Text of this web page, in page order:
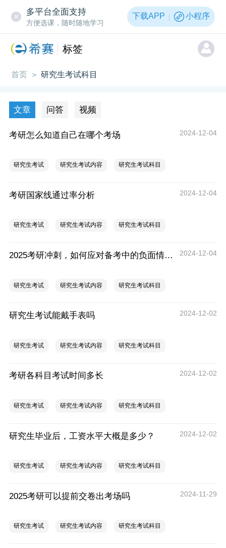
多平台全面支持
方便选课，随时随地学习
下载APP 小程序
标签
首页 > 研究生考试科目
文章 问答 视频
考研怎么知道自己在哪个考场 2024-12-04
研究生考试 研究生考试内容 研究生考试科目
考研国家线通过率分析 2024-12-04
研究生考试 研究生考试内容 研究生考试科目
2025考研冲刺，如何应对备考中的负面情绪？ 2024-12-04
研究生考试 研究生考试内容 研究生考试科目
研究生考试能戴手表吗 2024-12-02
研究生考试 研究生考试内容 研究生考试科目
考研各科目考试时间多长 2024-12-02
研究生考试 研究生考试内容 研究生考试科目
研究生毕业后，工资水平大概是多少？ 2024-12-02
研究生考试 研究生考试内容 研究生考试科目
2025考研可以提前交卷出考场吗 2024-11-29
研究生考试 研究生考试内容 研究生考试科目